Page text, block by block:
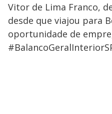
Vitor de Lima Franco,
desde que viajou para
oportunidade de